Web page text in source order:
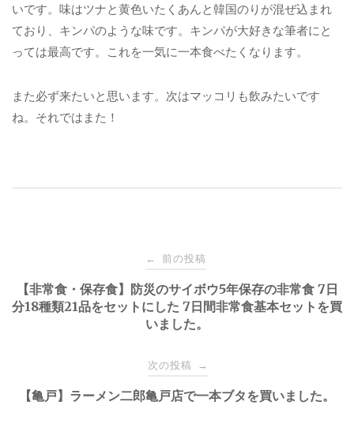
いです。味はツナと黄色いたくあんと韓国のりが混ぜ込まれ
ており、キンパのような味です。キンパが大好きな筆者にと
っては最高です。これを一気に一本食べたくなります。
また必ず来たいと思います。次はマッコリも飲みたいです
ね。それではまた！
稿
ビ
← 前の投稿
【非常食・保存食】防災のサイボウ5年保存の非常食 7日
分18種類21品をセットにした 7日間非常食基本セットを買
いました。
次の投稿 →
【亀戸】ラーメン二郎亀戸店で一本ブタを買いました。